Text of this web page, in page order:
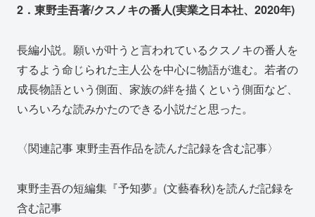
2．東野圭吾著/クスノキの番人(実業之日本社、2020年)
長編小説。願いが叶うと言われているクスノキの番人を
するよう命じられた主人公を中心に物語が進む。若者の
成長物語という側面、家族の絆を描くという側面など、
いろいろな読みかたのできる小説だと思った。
〈関連記事 東野圭吾作品を読んだ記録を含む記事〉
東野圭吾の短編集『予知夢』(文藝春秋)を読んだ記録を
含む記事